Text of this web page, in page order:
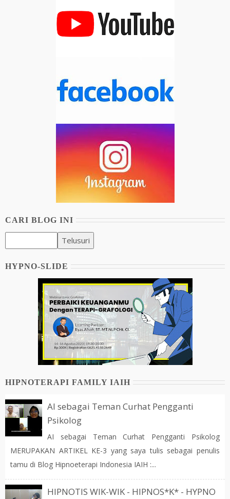
CARI BLOG INI
HYPNO-SLIDE
HIPNOTERAPI FAMILY IAIH
AI sebagai Teman Curhat Pengganti
Psikolog
AI sebagai Teman Curhat Pengganti Psikolog
MERUPAKAN ARTIKEL KE-3 yang saya tulis sebagai penulis
tamu di Blog Hipnoeterapi Indonesia IAIH :...
HIPNOTIS WIK-WIK - HIPNOS*K* - HYPNO